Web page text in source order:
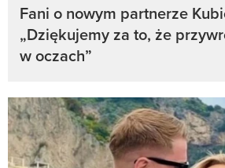
Fani o nowym partnerze
„Dziękujemy za to, że
w oczach”